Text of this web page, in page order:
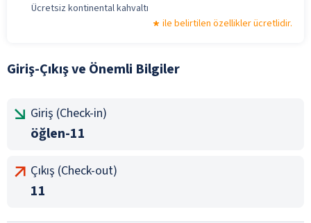
Ücretsiz kontinental kahvaltı
ile belirtilen özellikler ücretlidir.
Giriş-Çıkış ve Önemli Bilgiler
Giriş (Check-in)
öğlen-11
Çıkış (Check-out)
11